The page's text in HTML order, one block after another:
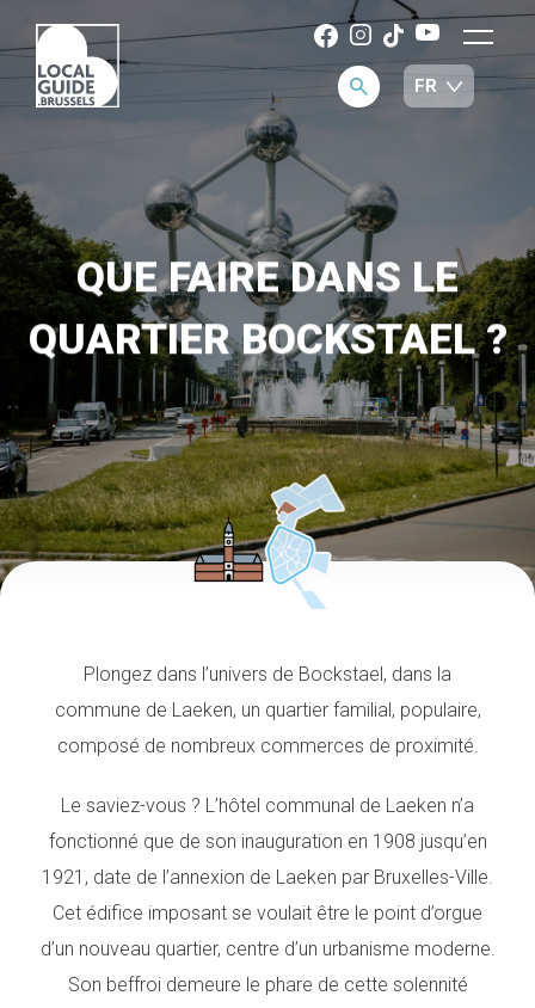
QUE FAIRE DANS LE
QUARTIER BOCKSTAEL ?
Plongez dans l’univers de Bockstael, dans la
commune de Laeken, un quartier familial, populaire,
composé de nombreux commerces de proximité.
Le saviez-vous ? L’hôtel communal de Laeken n’a
fonctionné que de son inauguration en 1908 jusqu’en
1921, date de l’annexion de Laeken par Bruxelles-Ville.
Cet édifice imposant se voulait être le point d’orgue
d’un nouveau quartier, centre d’un urbanisme moderne.
Son beffroi demeure le phare de cette solennité